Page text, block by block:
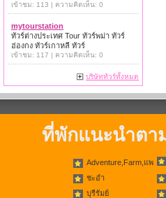
เข้าชม: 113 | ความคิดเห็น: 0
mytourstation
ทัวร์ต่างประเทศ Tour ทัวร์พม่า ทัวร์
ฮ่องกง ทัวร์เกาหลี ทัวร์
เข้าชม: 117 | ความคิดเห็น: 0
บริษัททัวร์ทั้งหมด
ที่พักแนะนำต
Adventure,Farm,แพ
ชะอำ
บุรีรัมย์